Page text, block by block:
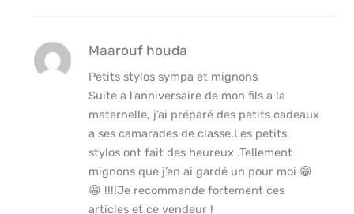
Maarouf houda
Petits stylos sympa et mignons
Suite a l’anniversaire de mon fils a la
maternelle, j’ai préparé des petits cadeaux
a ses camarades de classe.Les petits
stylos ont fait des heureux .Tellement
mignons que j’en ai gardé un pour moi 😁
😁 !!!!Je recommande fortement ces
articles et ce vendeur !